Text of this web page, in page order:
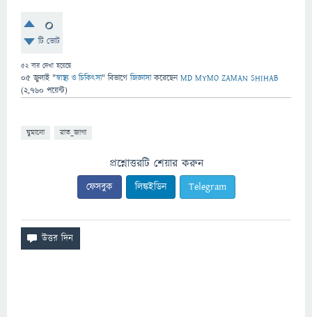
0
টি ভোট
52বার দেখা হয়েছে
05 জুলাই "স্বাস্থ্য ও চিকিৎসা" বিভাগে জিজ্ঞাসাকরেছেনMD MYMO ZAMAN SHIHAB
(2,760 পয়েন্ট)
ঘুমানো রাত_জাগা
প্রশ্নোত্তরটি শেয়ার করুন
ফেসবুক লিঙ্কইডিন Telegram